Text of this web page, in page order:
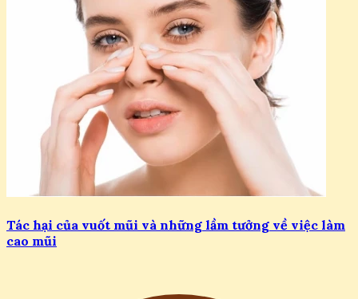
Tác hại của vuốt mũi và những lầm tưởng về việc làm
cao mũi